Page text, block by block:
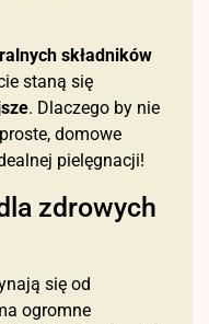
składników
staną się
. Dlaczego by nie
domowe
pielęgnacji!
zdrowych
się od
ogromne